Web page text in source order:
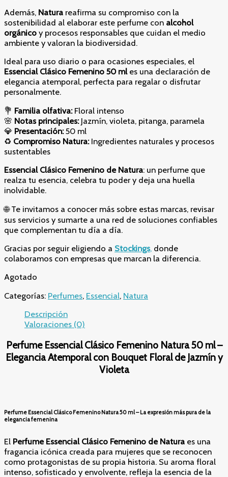
Además, Natura reafirma su compromiso con la
sostenibilidad al elaborar este perfume con alcohol
orgánico y procesos responsables que cuidan el medio
ambiente y valoran la biodiversidad.
Ideal para uso diario o para ocasiones especiales, el
Essencial Clásico Femenino 50 mles una declaración de
elegancia atemporal, perfecta para regalar o disfrutar
personalmente.
💐 Familia olfativa:Floral intenso
🌸 Notas principales:Jazmín, violeta, pitanga, paramela
💎 Presentación:50 ml
♻️ Compromiso Natura:Ingredientes naturales y procesos
sustentables
Essencial Clásico Femenino de Natura: un perfume que
realza tu esencia, celebra tu poder y deja una huella
inolvidable.
🌐 Te invitamos a conocer más sobre estas marcas, revisar
sus servicios y sumarte a una red de soluciones confiables
que complementan tu día a día.
Gracias por seguir eligiendo a Stockings, donde
colaboramos con empresas que marcan la diferencia.
Agotado
Categorías: Perfumes, Essencial, Natura
Descripción
Valoraciones (0)
Perfume Essencial Clásico Femenino Natura 50 ml –
Elegancia Atemporal con Bouquet Floral de Jazmín y
Violeta
Perfume Essencial Clásico Femenino Natura 50 ml – La expresión más pura de la
elegancia femenina
El Perfume Essencial Clásico Femenino de Natura es una
fragancia icónica creada para mujeres que se reconocen
como protagonistas de su propia historia. Su aroma floral
intenso, sofisticado y envolvente, refleja la esencia de la